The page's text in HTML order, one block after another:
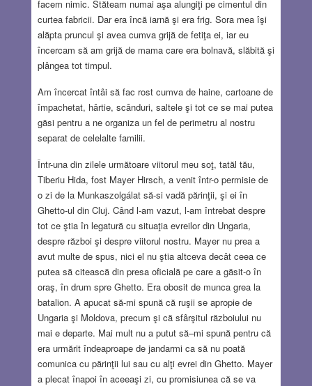
facem nimic. Stăteam numai aşa alungiţi pe cimentul din
curtea fabricii. Dar era încă iarnă şi era frig. Sora mea îşi
alăpta pruncul şi avea cumva grijă de fetiţa ei, iar eu
încercam să am grijă de mama care era bolnavă, slăbită şi
plângea tot timpul.
Am încercat întâi să fac rost cumva de haine, cartoane de
împachetat, hârtie, scânduri, saltele şi tot ce se mai putea
găsi pentru a ne organiza un fel de perimetru al nostru
separat de celelalte familii.
Într-una din zilele următoare viitorul meu soţ, tatăl tău,
Tiberiu Hida, fost Mayer Hirsch, a venit într-o permisie de
o zi de la Munkaszolgálat să-si vadă părinţii, şi ei în
Ghetto-ul din Cluj. Când l-am vazut, l-am întrebat despre
tot ce ştia în legatură cu situaţia evreilor din Ungaria,
despre război şi despre viitorul nostru. Mayer nu prea a
avut multe de spus, nici el nu ştia altceva decât ceea ce
putea să citească din presa oficială pe care a găsit-o în
oraş, în drum spre Ghetto. Era obosit de munca grea la
batalion. A apucat să-mi spună că ruşii se apropie de
Ungaria şi Moldova, precum şi că sfârşitul războiului nu
mai e departe. Mai mult nu a putut să–mi spună pentru că
era urmărit îndeaproape de jandarmi ca să nu poată
comunica cu părinţii lui sau cu alţi evrei din Ghetto. Mayer
a plecat înapoi în aceeaşi zi, cu promisiunea că se va